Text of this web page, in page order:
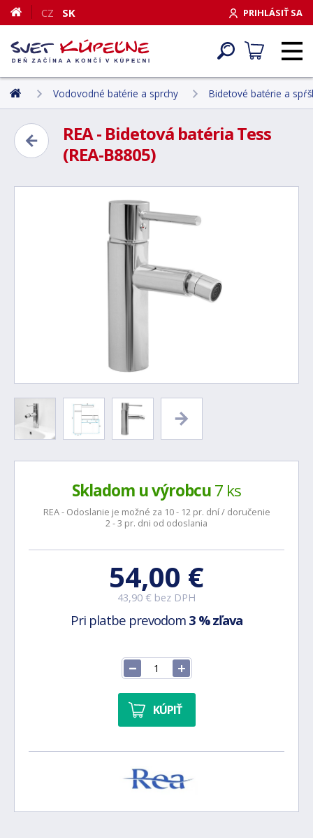
PRIHLÁSIŤ SA
CZ SK
Vodovodné batérie a sprchy Bidetové batérie a
REA - Bidetová batéria Tess
(REA-B8805)
Skladom u výrobcu7 ks
REA - Odoslanie je možné za 10 - 12 pr. dní / doručenie
2 - 3 pr. dni od odoslania
54,00 €
43,90 € bez DPH
Pri platbe prevodom 3 % zľava
KÚPIŤ